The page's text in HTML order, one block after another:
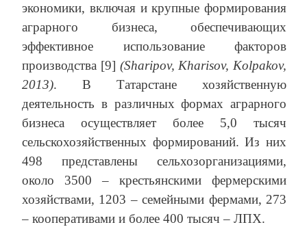
экономики, включая и крупные формирования
аграрного бизнеса, обеспечивающих
эффективное использование факторов
производства [9] (Sharipov, Kharisov, Kolpakov,
2013). В Татарстане хозяйственную
деятельность в различных формах аграрного
бизнеса осуществляет более 5,0 тысяч
сельскохозяйственных формирований. Из них
498 представлены сельхозорганизациями,
около 3500 – крестьянскими фермерскими
хозяйствами, 1203 – семейными фермами, 273
– кооперативами и более 400 тысяч – ЛПХ.